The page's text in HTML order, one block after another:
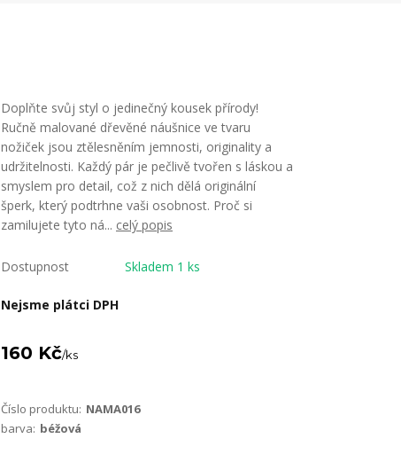
Doplňte svůj styl o jedinečný kousek přírody!
Ručně malované dřevěné náušnice ve tvaru
nožiček jsou ztělesněním jemnosti, originality a
udržitelnosti. Každý pár je pečlivě tvořen s láskou a
smyslem pro detail, což z nich dělá originální
šperk, který podtrhne vaši osobnost. Proč si
zamilujete tyto ná... celý popis
Dostupnost Skladem 1 ks
Nejsme plátci DPH
160 Kč/ks
Číslo produktu: NAMA016
barva: béžová